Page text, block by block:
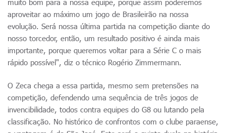
muito bom para a nossa equipe, porque assim poderemos
aproveitar ao máximo um jogo de Brasileirão na nossa
evolução. Será nossa última partida na competição diante do
nosso torcedor, então, um resultado positivo é ainda mais
importante, porque queremos voltar para a Série C o mais
rápido possível", diz o técnico Rogério Zimmermann.
O Zeca chega a essa partida, mesmo sem pretensões na
competição, defendendo uma sequência de três jogos de
invencibilidade, todos contra equipes do G8 ou lutando pela
classificação. No histórico de confrontos com o clube paraense,